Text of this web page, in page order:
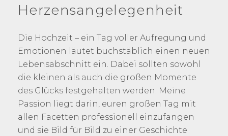
Herzensangelegenheit
Die Hochzeit – ein Tag voller Aufregung und
Emotionen läutet buchstäblich einen neuen
Lebensabschnitt ein. Dabei sollten sowohl
die kleinen als auch die großen Momente
des Glücks festgehalten werden. Meine
Passion liegt darin, euren großen Tag mit
allen Facetten professionell einzufangen
und sie Bild für Bild zu einer Geschichte